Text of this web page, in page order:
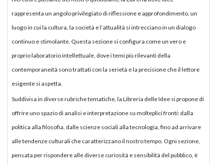
rappresenta un angolo privilegiato di riflessione e approfondimento, un
luogo in cui la cultura, la società e l’attualità si intrecciano in un dialogo
continuo e stimolante. Questa sezione si configura come un vero e
proprio laboratorio intellettuale, dove i temi più rilevanti della
contemporaneità sono trattati con la serietà e la precisione che il lettore
esigente si aspetta.
Suddivisa in diverse rubriche tematiche, la Libreria delle Idee si propone di
offrire uno spazio di analisi e interpretazione su molteplici fronti: dalla
politica alla filosofia, dalle scienze sociali alla tecnologia, fino ad arrivare
alle tendenze culturali che caratterizzano il nostro tempo. Ogni sezione,
pensata per rispondere alle diverse curiosità e sensibilità del pubblico, è